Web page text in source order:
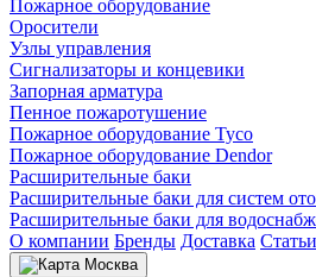
Пожарное оборудование
Оросители
Узлы управления
Сигнализаторы и концевики
Запорная арматура
Пенное пожаротушение
Пожарное оборудование Tyco
Пожарное оборудование Dendor
Расширительные баки
Расширительные баки для систем
Расширительные баки для
О компании Бренды Доставка Статьи
Москва